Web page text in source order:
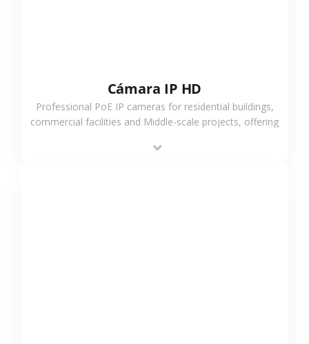
Cámara IP HD
Professional PoE IP cameras for residential buildings,
commercial facilities and Middle-scale projects, offering
support.